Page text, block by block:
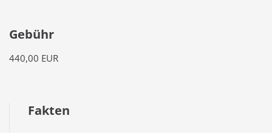
Gebühr
440,00 EUR
Fakten